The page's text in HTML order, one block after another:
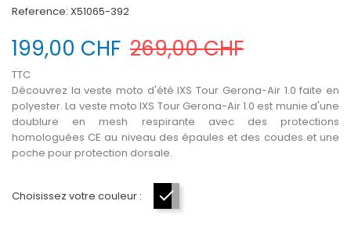
Reference: X51065-392
199,00 CHF 269,00 CHF
TTC
Découvrez la veste moto d'été IXS Tour Gerona-Air 1.0 faite en
polyester. La veste moto IXS Tour Gerona-Air 1.0 est munie d'une
doublure en mesh respirante avec des protections
homologuées CE au niveau des épaules et des coudes et une
poche pour protection dorsale.
Choisissez votre couleur :